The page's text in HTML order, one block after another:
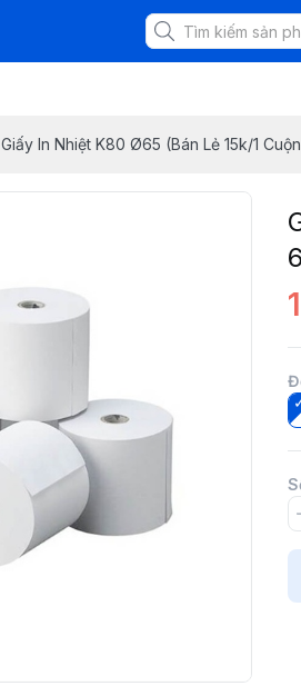
Giấy In Nhiệt K80 Ø65 (Bán Lẻ 15k/1